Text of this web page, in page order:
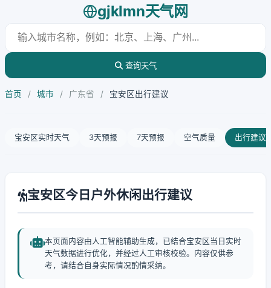
gjklmn天气网
查询天气
首页 / 城市 / 广东省 / 宝安区出行建议
宝安区实时天气 3天预报 7天预报 空气质量 出行建议
宝安区今日户外休闲出行建议
本页面内容由人工智能辅助生成，已结合宝安区当日实时
天气数据进行优化，并经过人工审核校验。内容仅供参
考，请结合自身实际情况酌情采纳。